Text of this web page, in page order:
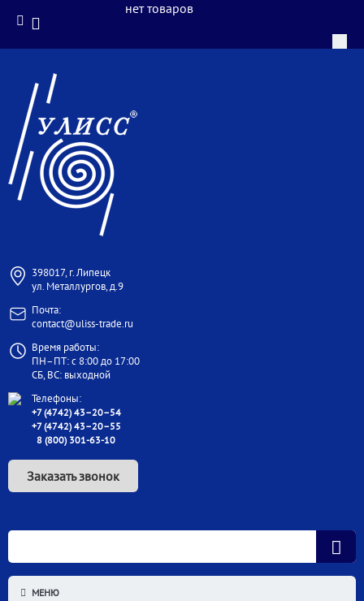
398017, г. Липецк
ул. Металлургов, д.9
Почта:
contact@uliss-trade.ru
Время работы:
ПН–ПТ: с 8:00 до 17:00
СБ, ВС: выходной
Телефоны:
+7 (4742) 43–20–54
+7 (4742) 43–20–55
8 (800) 301-63-10
Заказать звонок
нет товаров
МЕНЮ